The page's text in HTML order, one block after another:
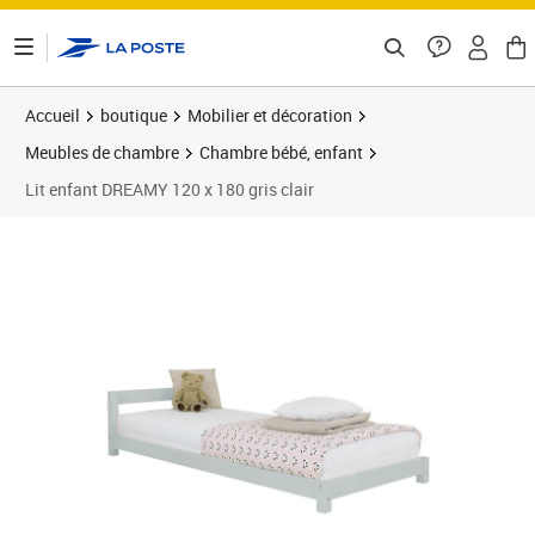
Accueil boutique
Mobilier et décoration
Meubles de chambre
Chambre bébé, enfant
Lit enfant DREAMY 120 x 180 gris clair